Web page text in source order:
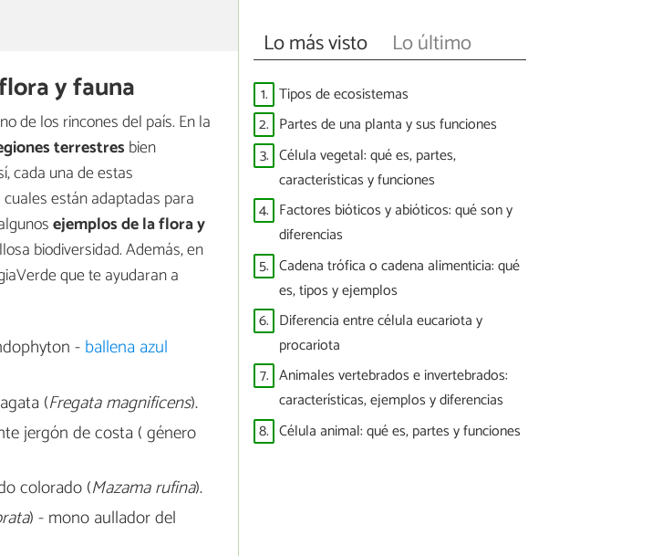
y fauna
de los rincones del país. En la
terrestres bien
cada una de estas
están adaptadas para
ejemplos de la flora y
biodiversidad. Además, en
que te ayudaran a
-ballena azul
(Fregata magnificens).
jergón de costa ( género
colorado (Mazama rufina).
) - mono aullador del
Lo más visto Lo último
1. Tipos de ecosistemas
2. Partes de una planta y sus funciones
3. Célula vegetal: qué es, partes,
características y funciones
4. Factores bióticos y abióticos: qué son y
diferencias
5. Cadena trófica o cadena alimenticia: qué
es, tipos y ejemplos
6. Diferencia entre célula eucariota y
procariota
7. Animales vertebrados e invertebrados:
características, ejemplos y diferencias
8. Célula animal: qué es, partes y funciones